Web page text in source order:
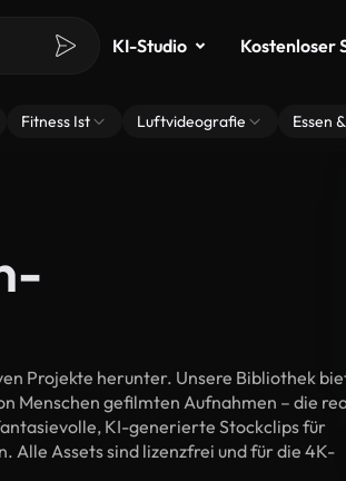
KI-Studio Kostenloser
Fitness Ist Luftvideografie Essen
Projekte herunter. Unsere Bibliothek
Menschen gefilmten Aufnahmen – die
KI-generierte Stockclips für
Assets sind lizenzfrei und für die 4K-